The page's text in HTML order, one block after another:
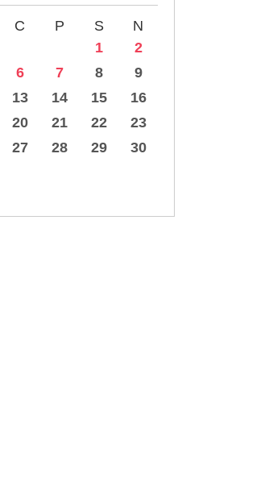
C P S
N
1
2
6 7 8
9
13 14 15
16
20 21 22
23
27 28 29
30